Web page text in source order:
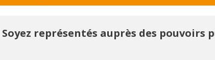
Soyez représentés auprès des pouvoirs